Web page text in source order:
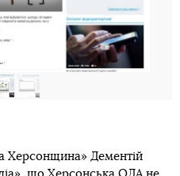
Херсонщина» Дементій